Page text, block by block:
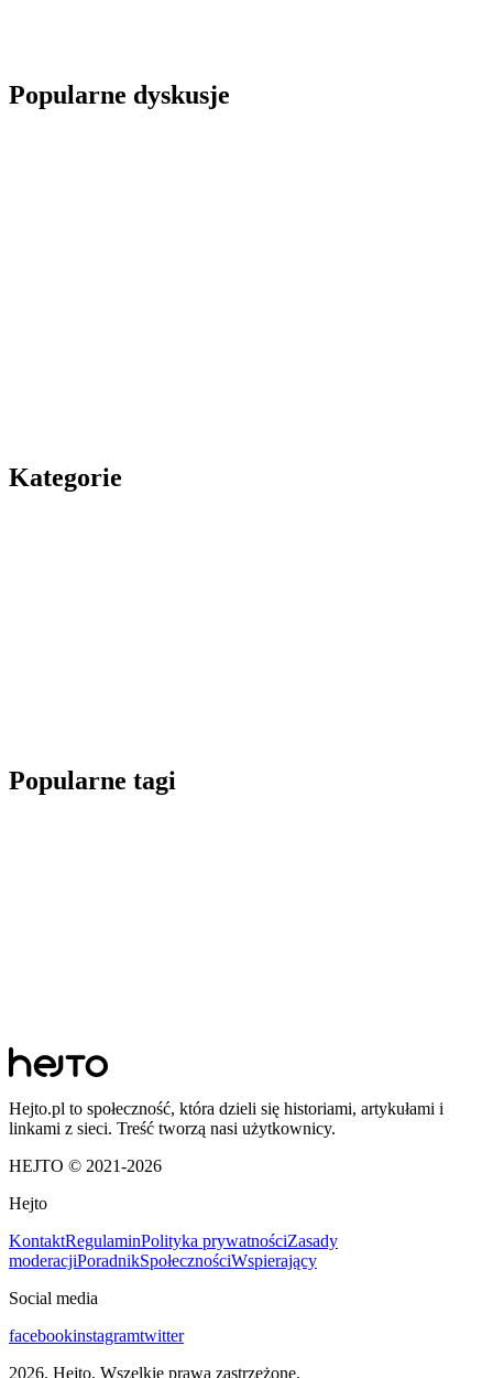
Popularne dyskusje
Kategorie
Popularne tagi
Hejto.pl to społeczność, która dzieli się historiami, artykułami i
linkami z sieci. Treść tworzą nasi użytkownicy.
HEJTO © 2021-2026
Hejto
KontaktRegulaminPolityka prywatnościZasady
moderacjiPoradnikSpołecznościWspierający
Social media
facebookinstagramtwitter
2026. Hejto. Wszelkie prawa zastrzeżone.